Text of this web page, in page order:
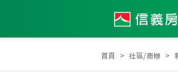
首頁 社區/商辦